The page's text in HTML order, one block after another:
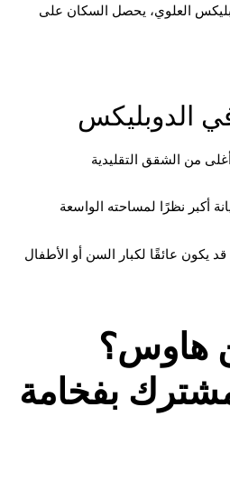
العلوي، يحصل السكان على
الدوبليكس
من الشقق التقليدية
أكبر نظرًا لمساحته الواسعة
يكون عائقًا لكبار السن أو الأطفال
هاوس؟
بفخامة